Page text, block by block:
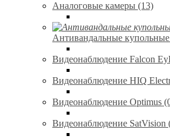
Аналоговые камеры (13)
Антивандальные
Видеонаблюдение Falcon
Видеонаблюдение HIQ
Видеонаблюдение Optimus
Видеонаблюдение SatVision